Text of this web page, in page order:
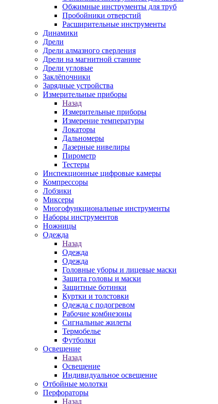
Обжимные инструменты для труб
Пробойники отверстий
Расширительные инструменты
Динамики
Дрели
Дрели алмазного сверления
Дрели на магнитной станине
Дрели угловые
Заклёпочники
Зарядные устройства
Измерительные приборы
Назад
Измерительные приборы
Измерение температуры
Локаторы
Дальномеры
Лазерные нивелиры
Пирометр
Тестеры
Инспекционные цифровые камеры
Компрессоры
Лобзики
Миксеры
Многофункциональные инструменты
Наборы инструментов
Ножницы
Одежда
Назад
Одежда
Одежда
Головные уборы и лицевые маски
Защита головы и маски
Защитные ботинки
Куртки и толстовки
Одежда с подогревом
Рабочие комбнезоны
Сигнальные жилеты
Термобелье
Футболки
Освещение
Назад
Освещение
Индивидуальное освещение
Отбойные молотки
Перфораторы
Назад